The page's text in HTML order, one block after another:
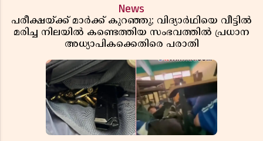
News
പരീക്ഷയ്ക്ക് മാർക്ക് കുറഞ്ഞു; വിദ്യാർഥിയെ വീട്ടിൽ
മരിച്ച നിലയിൽ കണ്ടെത്തിയ സംഭവത്തിൽ പ്രധാന
അധ്യാപികക്കെതിരെ പരാതി